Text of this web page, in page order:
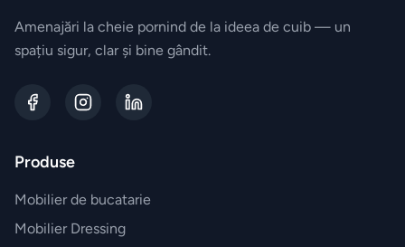
BRANDURI
Amenajări la cheie pornind de la ideea de cuib — un
spațiu sigur, clar și bine gândit.
Produse
Mobilier de bucatarie
Mobilier Dressing